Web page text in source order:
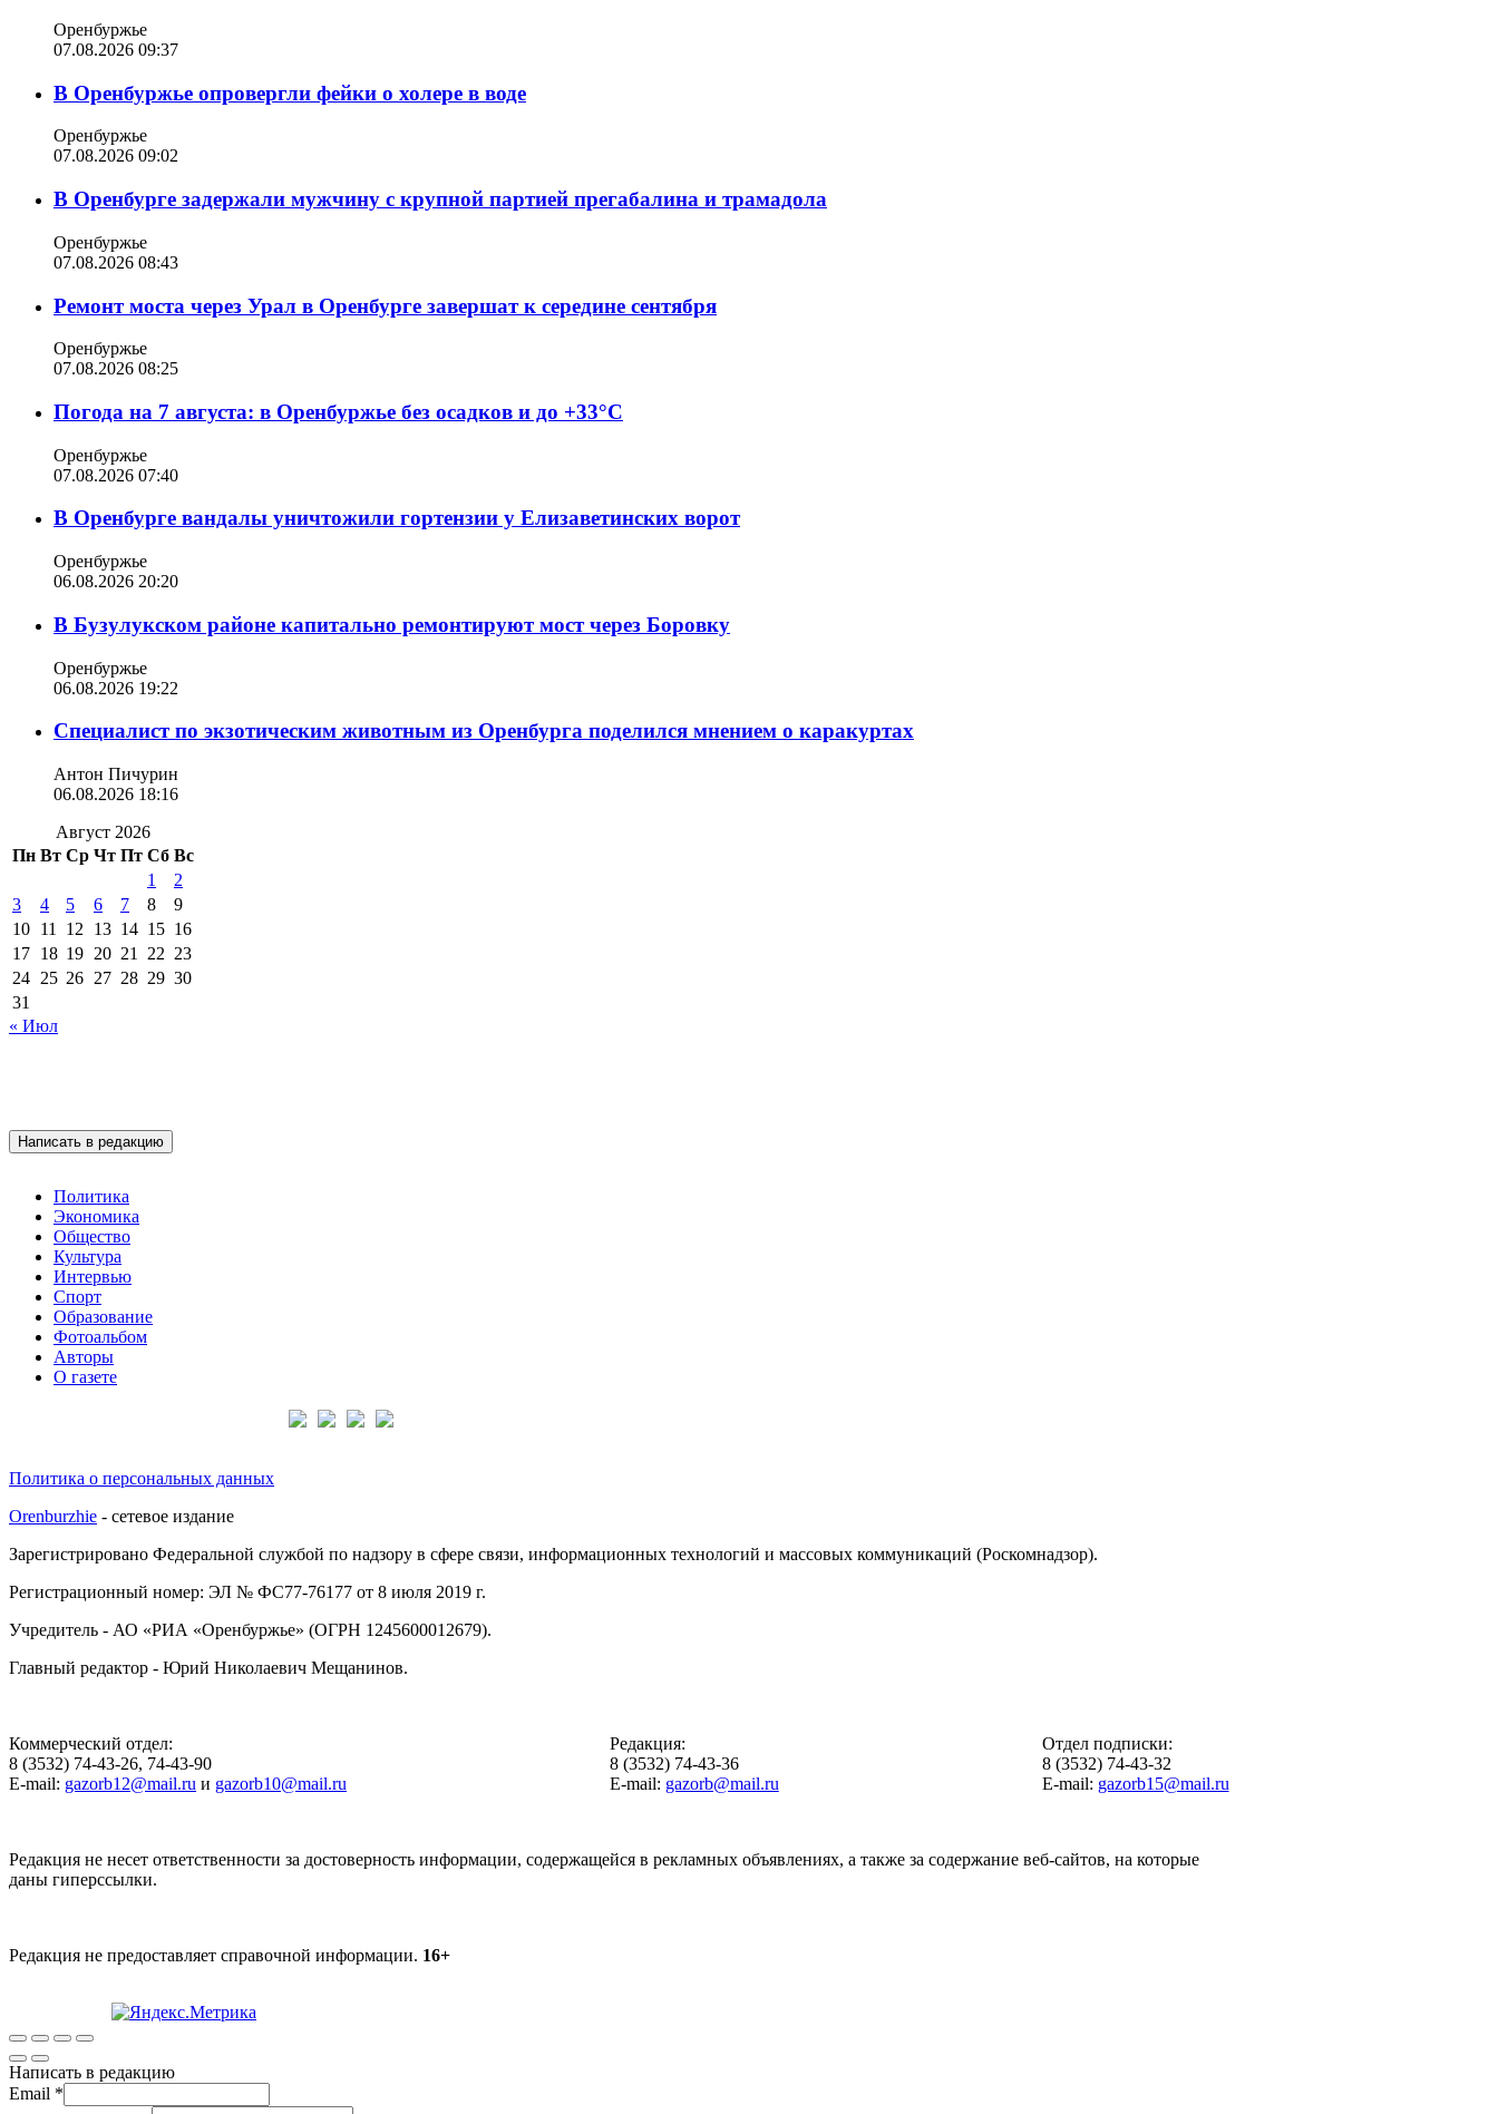
Оренбуржье
07.08.2026 09:37
В Оренбуржье опровергли фейки о холере в воде
Оренбуржье
07.08.2026 09:02
В Оренбурге задержали мужчину с крупной партией прегабалина и трамадола
Оренбуржье
07.08.2026 08:43
Ремонт моста через Урал в Оренбурге завершат к середине сентября
Оренбуржье
07.08.2026 08:25
Погода на 7 августа: в Оренбуржье без осадков и до +33°C
Оренбуржье
07.08.2026 07:40
В Оренбурге вандалы уничтожили гортензии у Елизаветинских ворот
Оренбуржье
06.08.2026 20:20
В Бузулукском районе капитально ремонтируют мост через Боровку
Оренбуржье
06.08.2026 19:22
Специалист по экзотическим животным из Оренбурга поделился мнением о каракуртах
Антон Пичурин
06.08.2026 18:16
Август 2026
Пн Вт Ср Чт Пт Сб Вс
1
2
3
4 5 6 7 8
9
10 11 12 13 14 15 16
17 18 19 20 21 22 23
24 25 26 27 28 29 30
31
« Июл
Написать в редакцию
Политика
Экономика
Общество
Культура
Интервью
Спорт
Образование
Фотоальбом
Авторы
О газете
Политика о персональных данных
Orenburzhie - сетевое издание
Зарегистрировано Федеральной службой по надзору в сфере связи, информационных технологий и массовых коммуникаций (Роскомнадзор).
Регистрационный номер: ЭЛ № ФС77-76177 от 8 июля 2019 г.
Учредитель - АО «РИА «Оренбуржье» (ОГРН 1245600012679).
Главный редактор - Юрий Николаевич Мещанинов.
Коммерческий отдел:
8 (3532) 74-43-26, 74-43-90
E-mail: gazorb12@mail.ru и gazorb10@mail.ru
Редакция:
8 (3532) 74-43-36
E-mail: gazorb@mail.ru
Отдел подписки:
8 (3532) 74-43-32
E-mail: gazorb15@mail.ru
Редакция не несет ответственности за достоверность информации, содержащейся в рекламных объявлениях, а также за содержание веб-сайтов, на которые
даны гиперссылки.
Редакция не предоставляет справочной информации. 16+
Написать в редакцию
Email *